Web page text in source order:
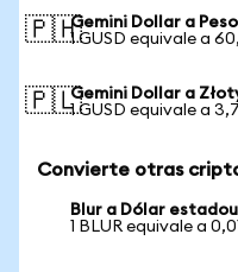
🇵🇭Gemini Dollar a
1 GUSD equivale a
🇵🇱Gemini Dollar a
1 GUSD equivale a
Convierte otras
Blur a Dólar
1 BLUR equivale a